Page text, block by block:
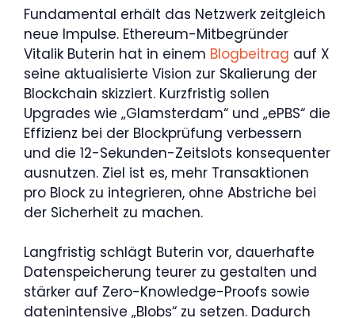
Fundamental erhält das Netzwerk zeitgleich
neue Impulse. Ethereum-Mitbegründer
Vitalik Buterin hat in einem Blogbeitrag auf X
seine aktualisierte Vision zur Skalierung der
Blockchain skizziert. Kurzfristig sollen
Upgrades wie „Glamsterdam“ und „ePBS“ die
Effizienz bei der Blockprüfung verbessern
und die 12-Sekunden-Zeitslots konsequenter
ausnutzen. Ziel ist es, mehr Transaktionen
pro Block zu integrieren, ohne Abstriche bei
der Sicherheit zu machen.
Langfristig schlägt Buterin vor, dauerhafte
Datenspeicherung teurer zu gestalten und
stärker auf Zero-Knowledge-Proofs sowie
datenintensive „Blobs“ zu setzen. Dadurch